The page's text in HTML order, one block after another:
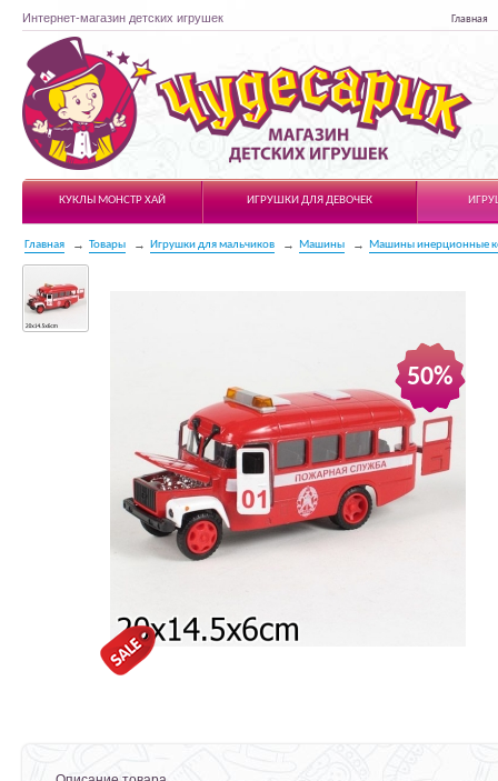
Интернет-магазин детских игрушек Главная
Чудесарик
КУКЛЫ МОНСТР ХАЙ
ИГРУШКИ ДЛЯ ДЕВОЧЕК
Главная Товары Игрушки для мальчиков Машины Машины инерционные
50%